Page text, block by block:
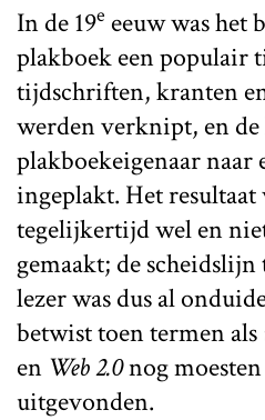
In de 19e eeuw was het
plakboek een populair
tijdschriften, kranten
werden verknipt, en
plakboekeigenaar
ingeplakt. Het resultaat
tegelijkertijd wel en
gemaakt; de scheidslijn
lezer was dus al
betwist toen termen als
en Web 2.0nog
uitgevonden.